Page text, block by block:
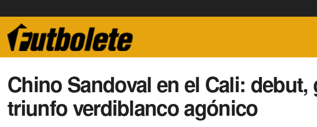
Chino Sandoval en el Cali:
triunfo verdiblanco agónico